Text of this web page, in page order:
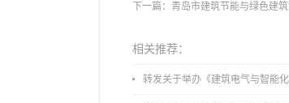
下一篇： 青岛市建筑节能与绿色建
相关推荐：
转发关于举办《建筑电气与智能化通用规范》 GB55024-